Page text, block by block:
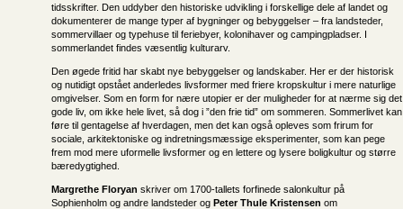
tidsskrifter. Den uddyber den historiske udvikling i forskellige dele af landet og
dokumenterer de mange typer af bygninger og bebyggelser – fra landsteder,
sommervillaer og typehuse til feriebyer, kolonihaver og campingpladser. I
sommerlandet findes væsentlig kulturarv.
Den øgede fritid har skabt nye bebyggelser og landskaber. Her er der historisk
og nutidigt opstået anderledes livsformer med friere kropskultur i mere naturlige
omgivelser. Som en form for nære utopier er der muligheder for at nærme sig det
gode liv, om ikke hele livet, så dog i ”den frie tid” om sommeren. Sommerlivet kan
føre til gentagelse af hverdagen, men det kan også opleves som frirum for
sociale, arkitektoniske og indretningsmæssige eksperimenter, som kan pege
frem mod mere uformelle livsformer og en lettere og lysere boligkultur og større
bæredygtighed.
Margrethe Floryan skriver om 1700-tallets forfinede salonkultur på
Sophienholm og andre landsteder og Peter Thule Kristensen om